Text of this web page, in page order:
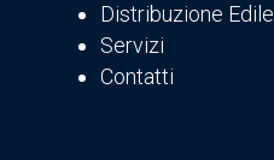
Distribuzione Edile
Servizi
Contatti